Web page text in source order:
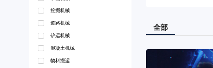
挖掘机械
道路机械
铲运机械
混凝土机械
物料搬运
全部